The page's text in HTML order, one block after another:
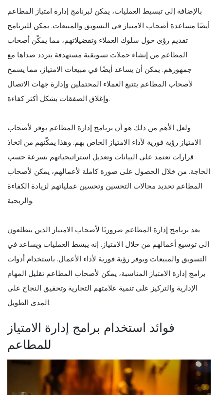
بالإضافة إلى تبسيط العمليات، يمكن لبرنامج إدارة امتياز المطاعم
أيضًا مساعدة أصحاب الامتياز في التسويق والمبيعات. يمكن للبرنامج
تقديم رؤى حول سلوك العملاء وتفضيلاتهم، مما يمكّن أصحاب
المطاعم من إنشاء حملات تسويقية مستهدفة يتردد صداها مع
جمهورهم. يمكن أن يساعد أيضًا في مبيعات الامتياز، مما يسمح
لأصحاب المطاعم بتتبع العملاء المحتملين وإدارة جهات الاتصال
وإغلاق الصفقات بشكل أكثر كفاءة.
ولعل الأهم من ذلك هو أن برنامج إدارة المطاعم يوفر لأصحاب
الامتياز رؤية فورية لأداء الامتياز الخاص بهم. وهذا يمكّنهم من اتخاذ
قرارات تعتمد على البيانات وتعديل استراتيجياتهم بسرعة حسب
الحاجة. من خلال الحصول على صورة كاملة لأعمالهم، يمكن لأصحاب
المطاعم تحديد مجالات التحسين وتحسين عملياتهم لزيادة الكفاءة
والربحية.
يعد برنامج إدارة المطاعم ضروريًا لأصحاب الامتياز الذين يتطلعون
إلى توسيع أعمالهم من خلال الامتياز. إنه يبسط العمليات ويساعد في
التسويق والمبيعات ويوفر رؤية فورية لأداء الأعمال. باستخدام أدوات
برامج إدارة الامتياز المناسبة، يمكن لأصحاب المطاعم تقليل المهام
الإدارية والتركيز على تنمية علامتهم التجارية وتحقيق النجاح على
المدى الطويل.
فوائد استخدام برامج إدارة الامتياز
للمطاعم